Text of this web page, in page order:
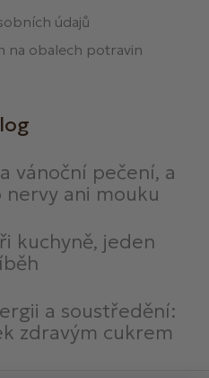
údajů
na obalech potravin
vánoční pečení, a
ani mouku
kuchyně, jeden
a soustředění:
zdravým cukrem